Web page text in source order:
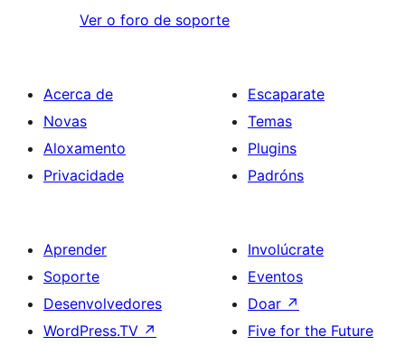
Ver o foro de soporte
Acerca de
Novas
Aloxamento
Privacidade
Escaparate
Temas
Plugins
Padróns
Aprender
Soporte
Desenvolvedores
WordPress.TV ↗
Involúcrate
Eventos
Doar ↗
Five for the Future